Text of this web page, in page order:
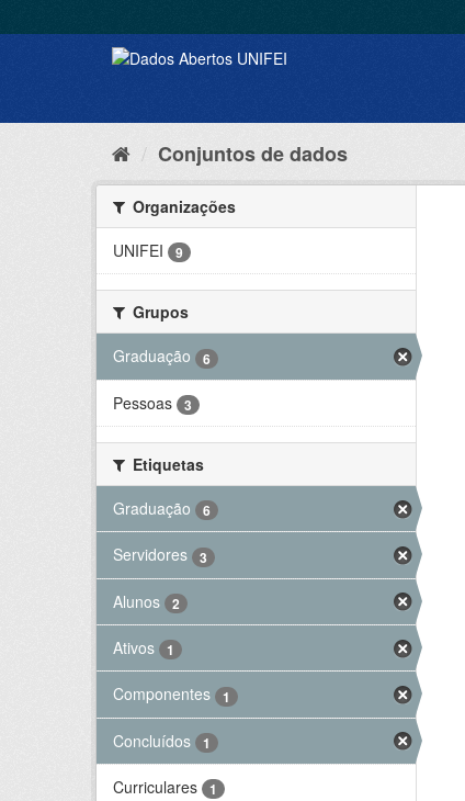
Conjuntos de dados
Organizações
UNIFEI
9
Grupos
Graduação
6
Pessoas 3
Etiquetas
Graduação
6
Servidores 3
Alunos 2
Ativos 1
Componentes 1
Concluídos 1
Curriculares 1